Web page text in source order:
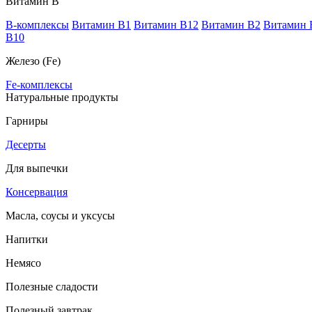
B-комплексы Витамин B1 Витамин B12 Витамин B2 Витамин
В10
Железо (Fe)
Fe-комплексы
Натуральные продукты
Гарниры
Десерты
Для выпечки
Консервация
Масла, соусы и уксусы
Напитки
Немясо
Полезные сладости